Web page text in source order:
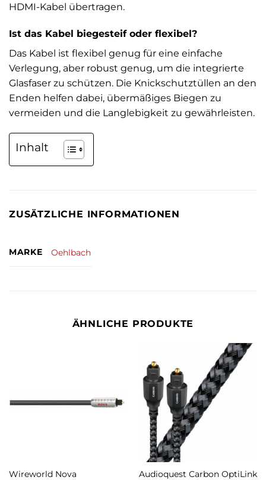
HDMI-Kabel übertragen.
Ist das Kabel biegesteif oder flexibel?
Das Kabel ist flexibel genug für eine einfache
Verlegung, aber robust genug, um die integrierte
Glasfaser zu schützen. Die Knickschutztüllen an den
Enden helfen dabei, übermäßiges Biegen zu
vermeiden und die Langlebigkeit zu gewährleisten.
Inhalt
ZUSÄTZLICHE INFORMATIONEN
MARKE Oehlbach
ÄHNLICHE PRODUKTE
Wireworld Nova Audioquest Carbon OptiLink